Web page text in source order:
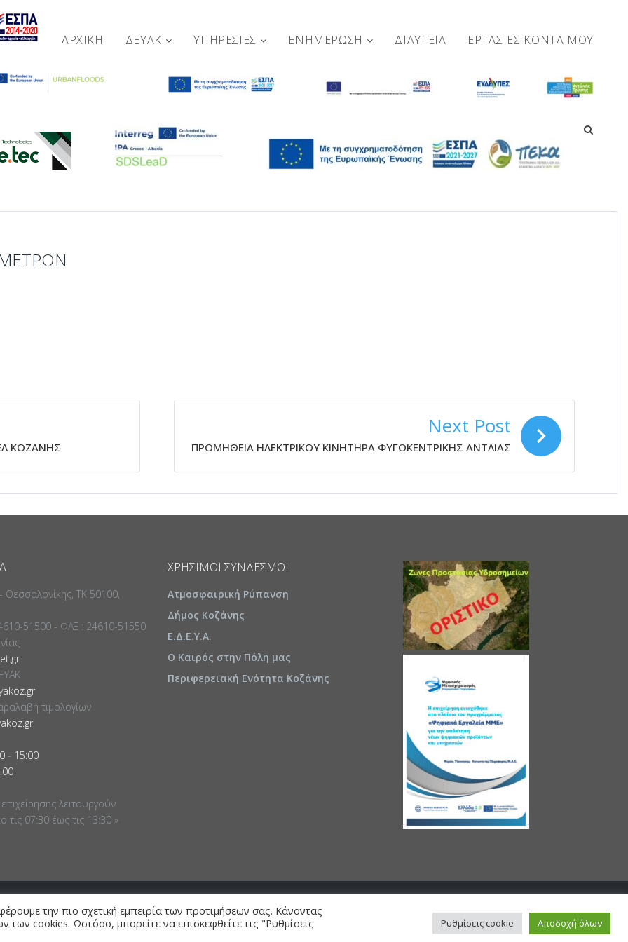
ΑΡΧΙΚΉ ΔΕΥΑΚ ΥΠΗΡΕΣΙΕΣ ΕΝΗΜΕΡΩΣΗ ΔΙΑΥΓΕΙΑ ΕΡΓΑΣΊΕΣ ΚΟΝΤΆ ΜΟΥ
ΚΟΖΑΝΗΣ
Next Post
ΠΡΟΜΗΘΕΙΑ ΗΛΕΚΤΡΙΚΟΥ ΚΙΝΗΤΗΡΑ ΦΥΓΟΚΕΝΤΡΙΚΗΣ ΑΝΤΛΙΑΣ
Θεσσαλονίκης, ΤΚ 50100,
51500 - ΦΑΞ : 24610-51550
τιμολογίων
- 15:00
λειτουργούν
τις 07:30 έως τις 13:30 »
ΧΡΉΣΙΜΟΙ ΣΎΝΔΕΣΜΟΙ
Ατμοσφαιρική Ρύπανση
Δήμος Κοζάνης
Ε.Δ.Ε.Υ.Α.
Ο Καιρός στην Πόλη μας
Περιφερειακή Ενότητα Κοζάνης
την πιο σχετική εμπειρία των προτιμήσεων σας. Κάνοντας
cookies. Ωστόσο, μπορείτε να επισκεφθείτε τις "Ρυθμίσεις
Ρυθμίσεις cookie Αποδοχή όλων